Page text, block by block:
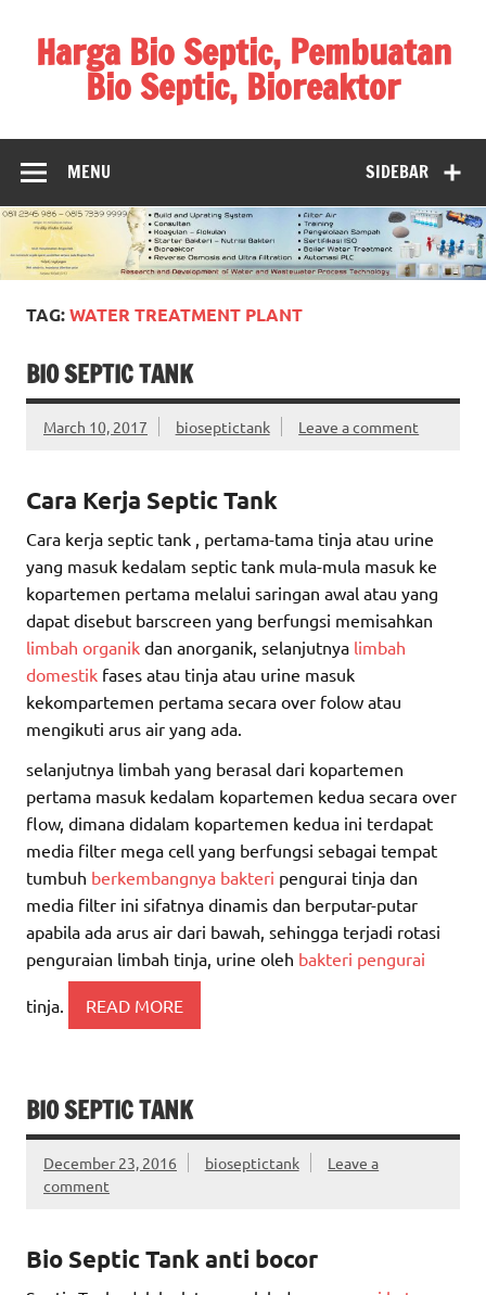
contentHarga Bio Septic, Pembuatan
Bio Septic, Bioreaktor
Pembuatan Biogas
SIDEBAR
MENU
TAG:WATER TREATMENT PLANT
BIO SEPTIC TANK
March 10, 2017 bioseptictank Leave a comment
Cara Kerja Septic Tank
Cara kerja septic tank , pertama-tama tinja atau urine
yang masuk kedalam septic tank mula-mula masuk ke
kopartemen pertama melalui saringan awal atau yang
dapat disebut barscreen yang berfungsi memisahkan
limbah organik dan anorganik, selanjutnya limbah
domestik fases atau tinja atau urine masuk
kekompartemen pertama secara over folow atau
mengikuti arus air yang ada.
selanjutnya limbah yang berasal dari kopartemen
pertama masuk kedalam kopartemen kedua secara over
flow, dimana didalam kopartemen kedua ini terdapat
media filter mega cell yang berfungsi sebagai tempat
tumbuh berkembangnya bakteri pengurai tinja dan
media filter ini sifatnya dinamis dan berputar-putar
apabila ada arus air dari bawah, sehingga terjadi rotasi
penguraian limbah tinja, urine oleh bakteri pengurai
tinja. READ MORE
BIO SEPTIC TANK
December 23, 2016 bioseptictank
Leave a
comment
Bio Septic Tank anti bocor